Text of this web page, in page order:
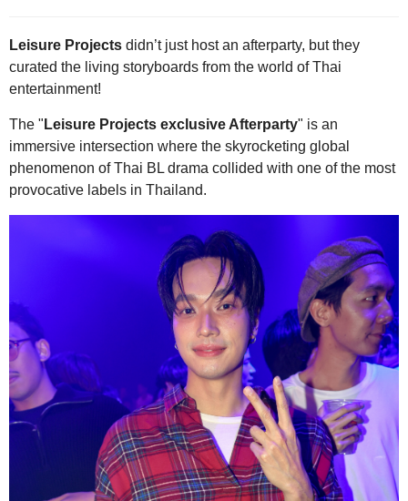
Leisure Projects didn’t just host an afterparty, but they
curated the living storyboards from the world of Thai
entertainment!
The " Leisure Projects exclusive Afterparty" is an
immersive intersection where the skyrocketing global
phenomenon of Thai BL drama collided with one of the most
provocative labels in Thailand.